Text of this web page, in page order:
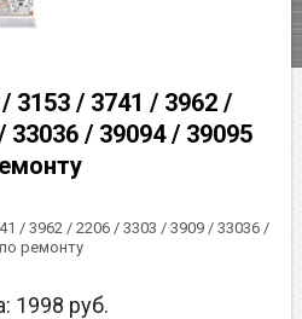
3153 / 3741 / 3962 /
33036 / 39094 / 39095
/ 3962 / 2206 / 3303 / 3909 / 33036 /
ремонту
1998 руб.